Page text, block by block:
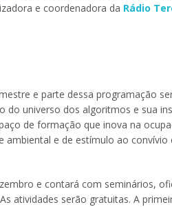
e coordenadora da Rádio
e parte dessa programação
universo dos algoritmos e sua
de formação que inova na
e de estímulo ao
e contará com seminários,
atividades serão gratuitas. A